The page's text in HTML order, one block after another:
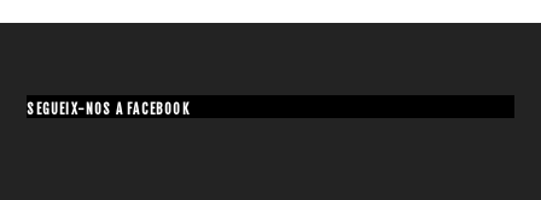
SEGUEIX-NOS A FACEBOOK